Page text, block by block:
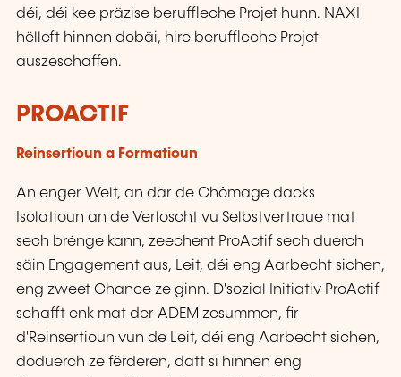
déi, déi kee präzise beruffleche Projet hunn. NAXI
hëlleft hinnen dobäi, hire beruffleche Projet
auszeschaffen.
PROACTIF
Reinsertioun a Formatioun
An enger Welt, an där de Chômage dacks
Isolatioun an de Verloscht vu Selbstvertraue mat
sech brénge kann, zeechent ProActif sech duerch
säin Engagement aus, Leit, déi eng Aarbecht sichen,
eng zweet Chance ze ginn. D'sozial Initiativ ProActif
schafft enk mat der ADEM zesummen, fir
d'Reinsertioun vun de Leit, déi eng Aarbecht sichen,
doduerch ze fërderen, datt si hinnen eng